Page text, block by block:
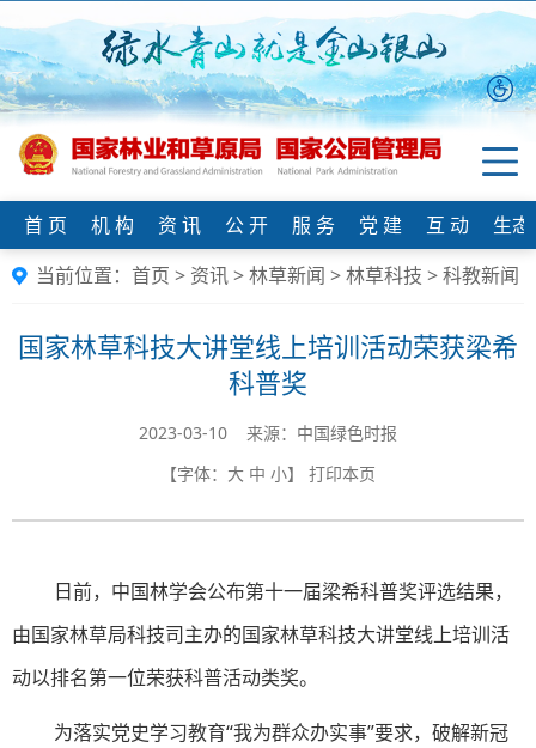
首 页 机 构 资 讯 公 开 服 务 党 建 互 动
生
当前位置： 首页 > 资讯>林草新闻 >林草科技 >科教新闻
国家林草科技大讲堂线上培训活动荣获梁希
科普奖
2023-03-10 来源：中国绿色时报
【字体： 大 中 小】 打印本页
日前，中国林学会公布第十一届梁希科普奖评选结果，
由国家林草局科技司主办的国家林草科技大讲堂线上培训活
动以排名第一位荣获科普活动类奖。
为落实党史学习教育“我为群众办实事”要求，破解新冠